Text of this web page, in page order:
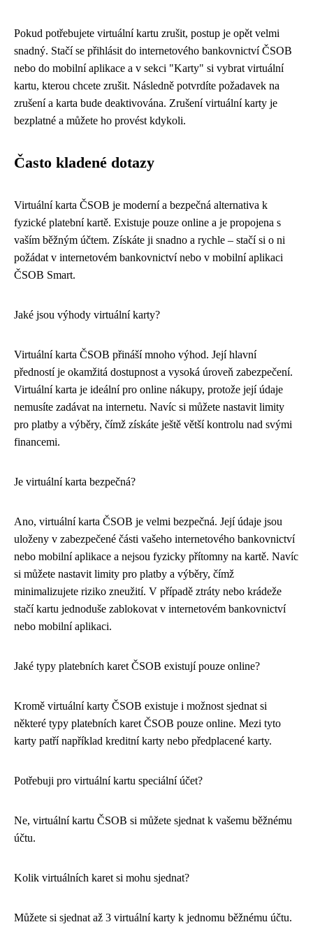
Pokud potřebujete virtuální kartu zrušit, postup je opět velmi
snadný. Stačí se přihlásit do internetového bankovnictví ČSOB
nebo do mobilní aplikace a v sekci "Karty" si vybrat virtuální
kartu, kterou chcete zrušit. Následně potvrdíte požadavek na
zrušení a karta bude deaktivována. Zrušení virtuální karty je
bezplatné a můžete ho provést kdykoli.
Často kladené dotazy
Virtuální karta ČSOB je moderní a bezpečná alternativa k
fyzické platební kartě. Existuje pouze online a je propojena s
vaším běžným účtem. Získáte ji snadno a rychle – stačí si o ni
požádat v internetovém bankovnictví nebo v mobilní aplikaci
ČSOB Smart.
Jaké jsou výhody virtuální karty?
Virtuální karta ČSOB přináší mnoho výhod. Její hlavní
předností je okamžitá dostupnost a vysoká úroveň zabezpečení.
Virtuální karta je ideální pro online nákupy, protože její údaje
nemusíte zadávat na internetu. Navíc si můžete nastavit limity
pro platby a výběry, čímž získáte ještě větší kontrolu nad svými
financemi.
Je virtuální karta bezpečná?
Ano, virtuální karta ČSOB je velmi bezpečná. Její údaje jsou
uloženy v zabezpečené části vašeho internetového bankovnictví
nebo mobilní aplikace a nejsou fyzicky přítomny na kartě. Navíc
si můžete nastavit limity pro platby a výběry, čímž
minimalizujete riziko zneužití. V případě ztráty nebo krádeže
stačí kartu jednoduše zablokovat v internetovém bankovnictví
nebo mobilní aplikaci.
Jaké typy platebních karet ČSOB existují pouze online?
Kromě virtuální karty ČSOB existuje i možnost sjednat si
některé typy platebních karet ČSOB pouze online. Mezi tyto
karty patří například kreditní karty nebo předplacené karty.
Potřebuji pro virtuální kartu speciální účet?
Ne, virtuální kartu ČSOB si můžete sjednat k vašemu běžnému
účtu.
Kolik virtuálních karet si mohu sjednat?
Můžete si sjednat až 3 virtuální karty k jednomu běžnému účtu.